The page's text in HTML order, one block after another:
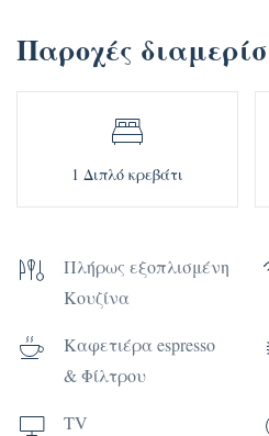
Παροχές
1 Διπλό κρεβάτι
Πλήρως εξοπλισμένη
Κουζίνα
Καφετιέρα espresso
& Φίλτρου
TV